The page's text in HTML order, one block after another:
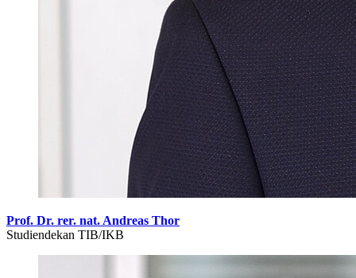
Prof. Dr. rer. nat. Andreas Thor
Studiendekan TIB/IKB